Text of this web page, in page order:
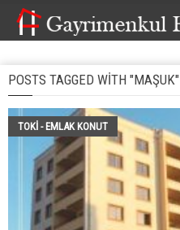
POSTS TAGGED WITH "MAŞUK"
TOKİ - EMLAK KONUT